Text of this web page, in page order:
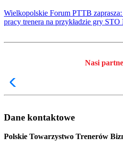
Wielkopolskie Forum PTTB
pracy trenera na przykładzie gry
Nasi
Dane kontaktowe
Polskie Towarzystwo Trenerów